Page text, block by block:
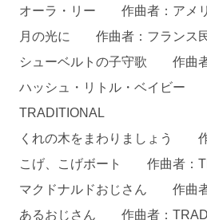
オーラ・リー 作曲者：アメ
月の光に 作曲者：フランス
シューベルトの子守歌 作曲者
ハッシュ・リトル・ベイビー
TRADITIONAL
くれの木をまわりましょう
こげ、こげボート 作曲者：
マクドナルドおじさん 作曲
あるおじさん 作曲者：